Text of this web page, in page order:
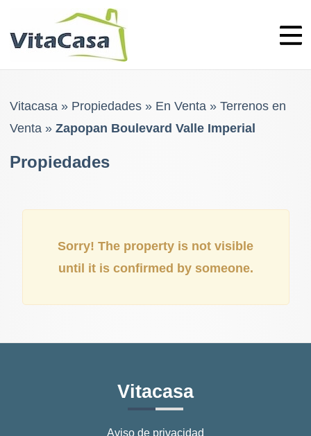
Vitacasa» Propiedades» En Venta» Terrenos en
Venta» Zapopan Boulevard Valle Imperial
Propiedades
Sorry! The property is not visible
until it is confirmed by someone.
Vitacasa
Aviso de privacidad